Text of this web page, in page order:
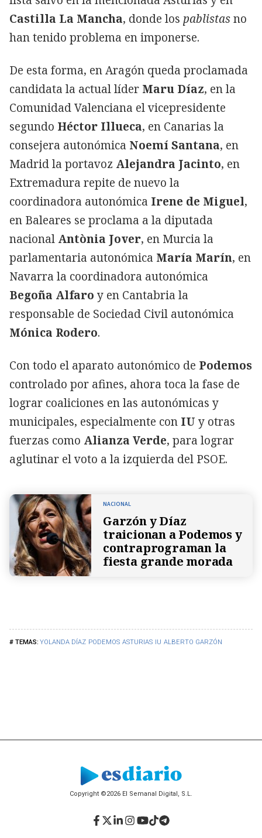
YOLANDA DÍAZ PODEMOS ASTURIAS IU ALBERTO GARZÓN
Castilla La Mancha, donde los pablistasno
han tenido problema en imponerse.
De esta forma, en Aragón queda proclamada
candidata la actual líder Maru Díaz, en la
Comunidad Valenciana el vicepresidente
segundo Héctor Illueca, en Canarias la
consejera autonómica Noemí Santana, en
Madrid la portavoz Alejandra Jacinto, en
Extremadura repite de nuevo la
coordinadora autonómica Irene de Miguel,
en Baleares se proclama a la diputada
nacional Antònia Jover, en Murcia la
parlamentaria autonómica María Marín, en
Navarra la coordinadora autonómica
Begoña Alfaro y en Cantabria la
responsable de Sociedad Civil autonómica
Mónica Rodero.
Con todo el aparato autonómico de Podemos
controlado por afines, ahora toca la fase de
lograr coaliciones en las autonómicas y
municipales, especialmente con IU y otras
fuerzas como Alianza Verde, para lograr
aglutinar el voto a la izquierda del PSOE.
NACIONAL
Garzón y Díaz
traicionan a Podemos y
contraprograman la
fiesta grande morada
Copyright ©2026 El Semanal Digital, S.L.
Facebook
Twitter
LinkedIn
Instagram
YouTube
TikTok
Telegram